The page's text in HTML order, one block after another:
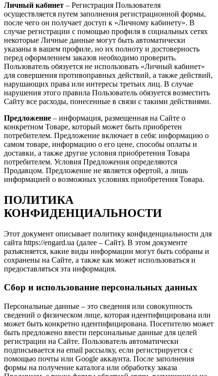
Личный кабинет – Регистрация Пользователя
осуществляется путем заполнения регистрационной формы,
после чего он получает доступ к «Личному кабинету». В
случае регистрации с помощью профиля в социальных сетях
некоторые Личные данные могут быть автоматически
указаны в вашем профиле, но их полноту и достоверность
перед оформлением заказов необходимо проверить.
Пользователь обязуется не использовать «Личный кабинет»
для совершения противоправных действий, а также действий,
нарушающих права или интересы третьих лиц. В случае
нарушения этого правила Пользователь обязуется возместить
Сайту все расходы, понесенные в связи с такими действиями.
Предложение – информация, размещенная на Сайте о
конкретном Товаре, который может быть приобретен
потребителем. Предложение включает в себя: информацию о
самом товаре, информацию о его цене, способы оплаты и
доставки, а также другие условия приобретения Товара
потребителем. Условия Предложения определяются
Продавцом. Предложение не является офертой, а лишь
информацией о возможных условиях приобретения Товара.
ПОЛИТИКА
КОНФИДЕНЦИАЛЬНОСТИ
Этот документ описывает политику конфиденциальности для
сайта https://engard.ua (далее – Сайт). В этом документе
разъясняется, какие виды информации могут быть собраны и
сохранены на Сайте, а также как может использоваться и
предоставляться эта информация.
Сбор и использование персональных данных
Персональные данные – это сведения или совокупность
сведений о физическом лице, которая идентифицирована или
может быть конкретно идентифицирована. Посетителю может
быть предложено ввести персональные данные для целей
регистрации на Сайте. Пользователь автоматически
подписывается на email рассылку, если регистрируется с
помощью почты или Google аккаунта. После заполнения
формы на получение каталога или обработку заказа